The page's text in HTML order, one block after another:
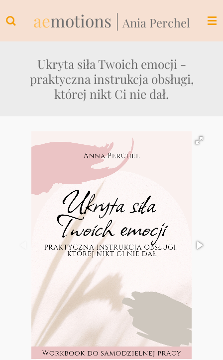
do
treści
aemotions | Ania Perchel
Ukryta siła Twoich emocji -
praktyczna instrukcja obsługi,
której nikt Ci nie dał.